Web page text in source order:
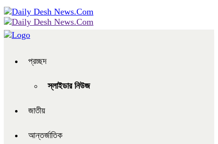
প্রচ্ছদ
স্লাইডার নিউজ
জাতীয়
আন্তর্জাতিক